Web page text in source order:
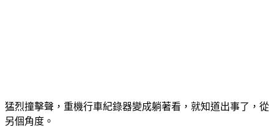
猛烈撞擊聲，重機行車紀錄器變成躺著看，就知道出事了，從
另個角度。